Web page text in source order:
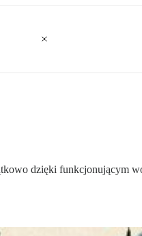
dzięki funkcjonującym